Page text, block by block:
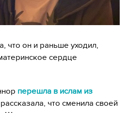
что он и раньше уходил,
сердце
перешла в ислам из
что сменила своей